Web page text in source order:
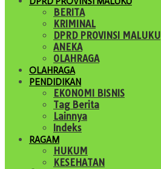
BERITA
KRIMINAL
DPRD PROVINSI MALUKU
ANEKA
OLAHRAGA
OLAHRAGA
PENDIDIKAN
EKONOMI BISNIS
Tag Berita
Lainnya
Indeks
RAGAM
HUKUM
KESEHATAN